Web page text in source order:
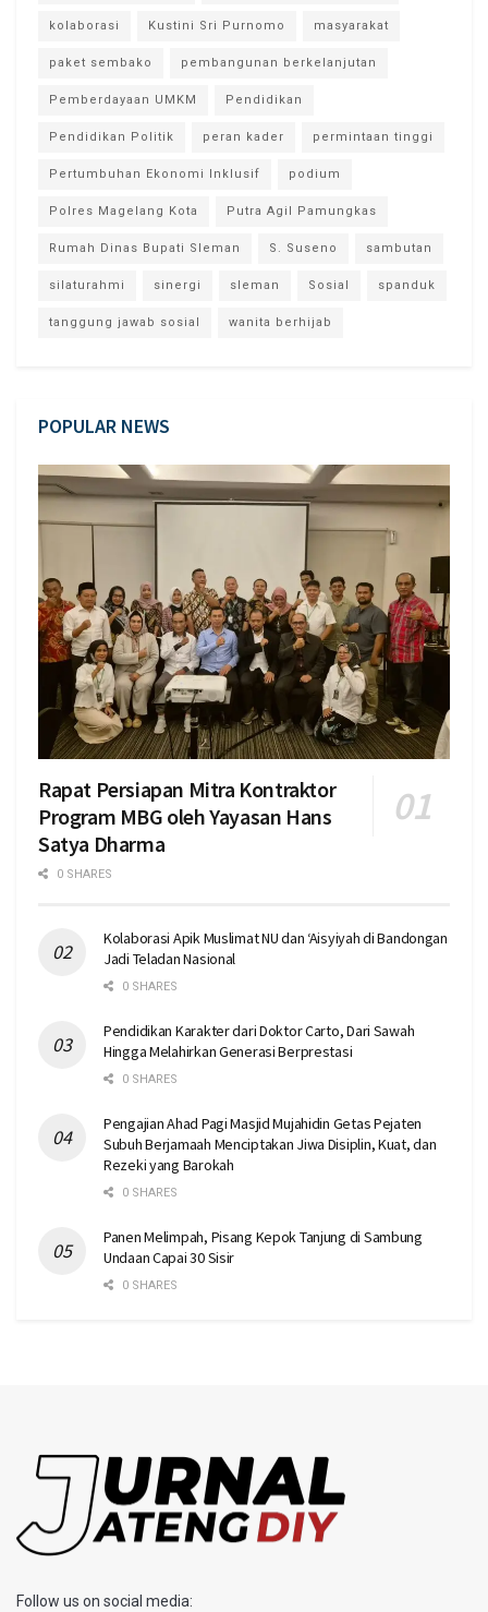
kolaborasi Kustini Sri Purnomo masyarakat
paket sembako pembangunan berkelanjutan
Pemberdayaan UMKM Pendidikan
Pendidikan Politik peran kader permintaan tinggi
Pertumbuhan Ekonomi Inklusif podium
Polres Magelang Kota Putra Agil Pamungkas
Rumah Dinas Bupati Sleman S. Suseno sambutan
silaturahmi sinergi sleman Sosial spanduk
tanggung jawab sosial wanita berhijab
POPULAR NEWS
Rapat Persiapan Mitra Kontraktor
Program MBG oleh Yayasan Hans
Satya Dharma
0 SHARES
Kolaborasi Apik Muslimat NU dan ‘Aisyiyah di Bandongan
Jadi Teladan Nasional
0 SHARES
Pendidikan Karakter dari Doktor Carto, Dari Sawah
Hingga Melahirkan Generasi Berprestasi
0 SHARES
Pengajian Ahad Pagi Masjid Mujahidin Getas Pejaten
Subuh Berjamaah Menciptakan Jiwa Disiplin, Kuat, dan
Rezeki yang Barokah
0 SHARES
Panen Melimpah, Pisang Kepok Tanjung di Sambung
Undaan Capai 30 Sisir
0 SHARES
Follow us on social media: